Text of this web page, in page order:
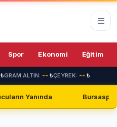
Spor Ekonomi Eğitim
₺GRAM ALTIN: -- ₺ÇEYREK: -- ₺
Bursaspor, Shakhtar Donetsk ile
73%